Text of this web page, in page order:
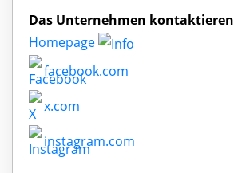
Das Unternehmen kontaktieren
Homepage
facebook.com
x.com
instagram.com